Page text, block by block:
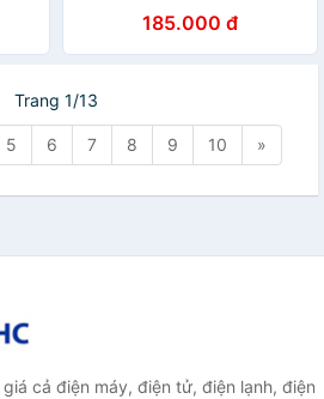
3300, 3360, 3370, 3310 -
Cartridge 308 / Cartridge
[Fullbox]
185.000 đ
Trang 1/13
5 6 7 8 9 10 »
cả điện máy, điện tử, điện lạnh, điện